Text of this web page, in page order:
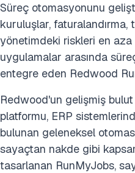
Süreç otomasyonunu
kuruluşlar,
yönetimdeki riskleri en
uygulamalar arasında
entegre eden Redwood
Redwood'un gelişmiş
platformu, ERP
bulunan geleneksel
sayaçtan nakde gibi
tasarlanan RunMyJobs,